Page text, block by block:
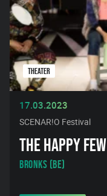
THEATER
17.03.2023
SCENAR!O Festival
THE HAPPY FEW
BRONKS (BE)